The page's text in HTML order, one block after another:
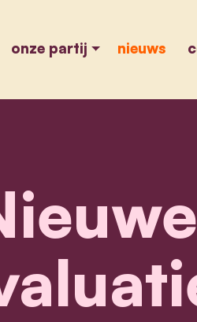
onze partij nieuws